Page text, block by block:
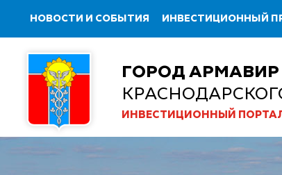
НОВОСТИ И СОБЫТИЯ ИНВЕСТИЦИОННЫЙ
ГОРОД АРМАВИР
ИНВЕСТИЦИОННЫЙ